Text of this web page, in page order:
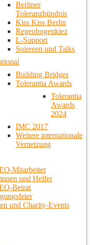
Berliner
Toleranzbündnis
Kiss Kiss Berlin
Regenbogenkiez
L-Support
Soireeen und Talks
Building Bridges
Tolerantia Awards
Tolerantia
Awards
2024
IMC 2017
Weitere internationale
Vernetzung
Mitarbeiter
und Helfer
Beirat
und Charity-Events